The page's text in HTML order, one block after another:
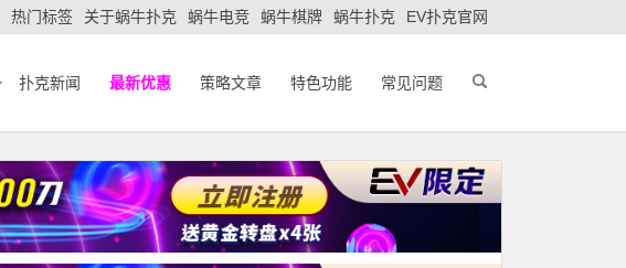
热门标签 关于蜗牛扑克 蜗牛电竞 蜗牛棋牌 蜗牛扑克 EV扑克官网
扑克新闻 最新优惠 策略文章 特色功能 常见问题